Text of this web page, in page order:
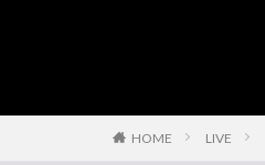
HOME LIVE